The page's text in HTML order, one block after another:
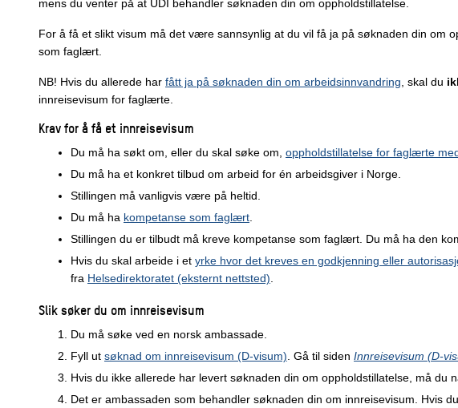
mens du venter på at UDI behandler søknaden din om oppholdstillatelse.
For å få et slikt visum må det være sannsynlig at du vil få ja på søknaden din om
som faglært.
NB! Hvis du allerede har fått ja på søknaden din om arbeidsinnvandring , skal du
innreisevisum for faglærte.
Krav for å få et innreisevisum
Du må ha søkt om, eller du skal søke om, oppholdstillatelse for faglærte
Du må ha et konkret tilbud om arbeid for én arbeidsgiver i Norge.
Stillingen må vanligvis være på heltid.
Du må ha kompetanse som faglært
Stillingen du er tilbudt må kreve kompetanse som faglært. Du må ha den
Hvis du skal arbeide i et yrke hvor det kreves en godkjenning eller
fra Helsedirektoratet (eksternt nettsted)
Slik søker du om innreisevisum
Du må søke ved en norsk ambassade.
Fyll ut søknad om innreisevisum (D-visum) . Gå til siden Innreisevisum (D-
Hvis du ikke allerede har levert søknaden din om oppholdstillatelse, må du
Det er ambassaden som behandler søknaden din om innreisevisum. Hvis